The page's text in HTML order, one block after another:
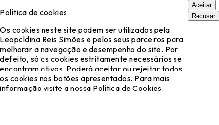
Política de cookies
Os cookies neste site podem ser utilizados pela
Leopoldina Reis Simões e pelos seus parceiros para
melhorar a navegação e desempenho do site. Por
defeito, só os cookies estritamente necessários se
encontram ativos. Poderá aceitar ou rejeitar todos
os cookies nos botões apresentados. Para mais
informação visite a nossa Política de Cookies.
Aceitar
Recusar